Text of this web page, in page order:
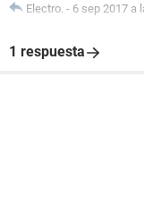
Electro. - 6 sep 2017 a
1 respuesta